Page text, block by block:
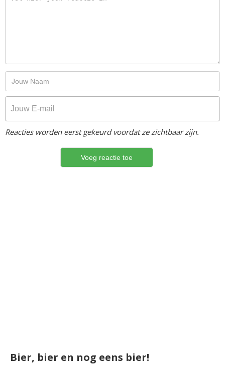
Reacties worden eerst gekeurd voordat ze zichtbaar zijn.
Bier, bier en nog eens bier!